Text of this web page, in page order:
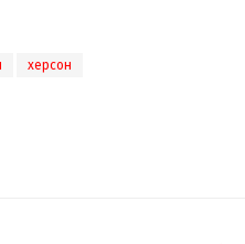
херсон